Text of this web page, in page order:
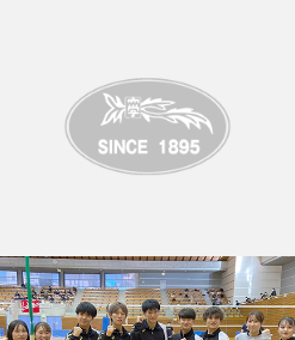
ニュース 2022年11月10日
男子バレーボール部 第58回秋季